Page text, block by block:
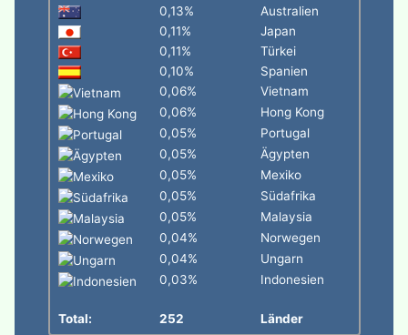
0,13%
Australien
0,11%
Japan
0,11%
Türkei
0,10%
Spanien
0,06%
Vietnam
0,06%
Hong Kong
0,05%
Portugal
0,05%
Ägypten
0,05%
Mexiko
0,05%
Südafrika
0,05%
Malaysia
0,04%
Norwegen
0,04%
Ungarn
0,03%
Indonesien
Total: 252 Länder